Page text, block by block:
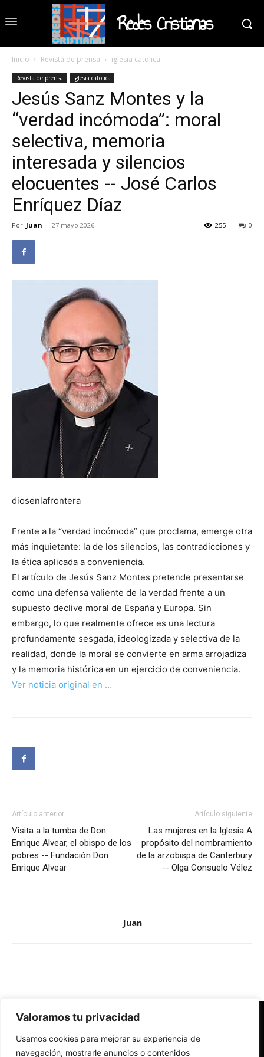
Valoramos tu privacidad
Usamos cookies para mejorar su experiencia de
navegación, mostrarle anuncios o contenidos
Redes Cristianas
Inicio Revista de prensa iglesia catolica
Revista de prensa iglesia catolica
Jesús Sanz Montes y la
“verdad incómoda”: moral
selectiva, memoria
interesada y silencios
elocuentes -- José Carlos
Enríquez Díaz
Por Juan - 27 mayo 2026 0
255
diosenlafrontera
Frente a la “verdad incómoda” que proclama, emerge otra
más inquietante: la de los silencios, las contradicciones y
la ética aplicada a conveniencia.
El artículo de Jesús Sanz Montes pretende presentarse
como una defensa valiente de la verdad frente a un
supuesto declive moral de España y Europa. Sin
embargo, lo que realmente ofrece es una lectura
profundamente sesgada, ideologizada y selectiva de la
realidad, donde la moral se convierte en arma arrojadiza
y la memoria histórica en un ejercicio de conveniencia.
Ver noticia original en …
Artículo anterior
Visita a la tumba de Don
Enrique Alvear, el obispo de los
pobres -- Fundación Don
Enrique Alvear
Artículo siguiente
Las mujeres en la Iglesia A
propósito del nombramiento
de la arzobispa de Canterbury
-- Olga Consuelo Vélez
Juan
Redes Cristianas
Una mirada alternativa sobre la Iglesia católica y la sociedad
- Colectivos de Redes Cristianas